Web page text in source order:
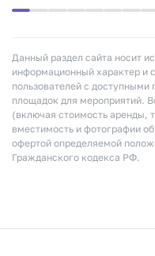
Данный раздел сайта носит
информационный характер и
пользователей с
площадок для мероприятий.
(включая стоимость аренды,
вместимость и фотографии
офертой определяемой
Гражданского кодекса РФ.